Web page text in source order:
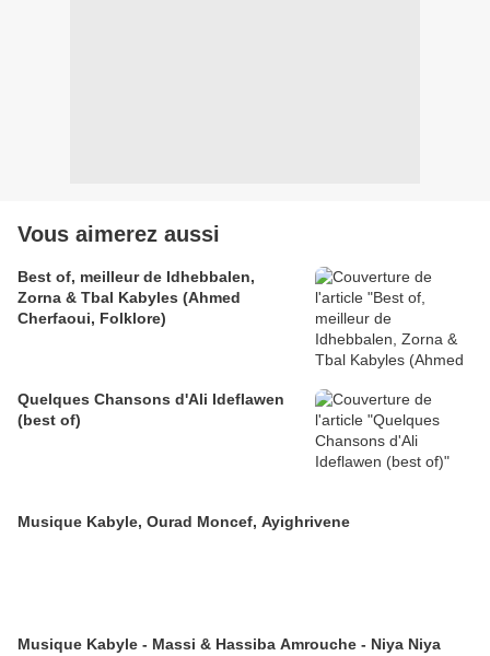
Vous aimerez aussi
Best of, meilleur de Idhebbalen,
Zorna & Tbal Kabyles (Ahmed
Cherfaoui, Folklore)
Quelques Chansons d'Ali Ideflawen
(best of)
Musique Kabyle, Ourad Moncef, Ayighrivene
Musique Kabyle - Massi & Hassiba Amrouche - Niya Niya